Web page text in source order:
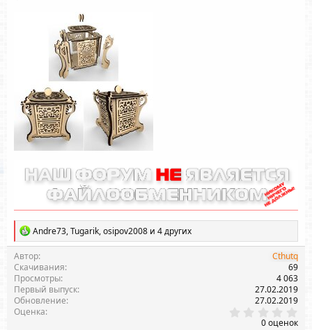
я
Р
е
а
к
ц
и
и
:
Andre73,Tugarik,osipov2008 и 4 других
Автор
Cthutq
Скачивания
69
Просмотры
4 063
Первый выпуск
27.02.2019
Обновление
27.02.2019
Оценка
.
0 оценок